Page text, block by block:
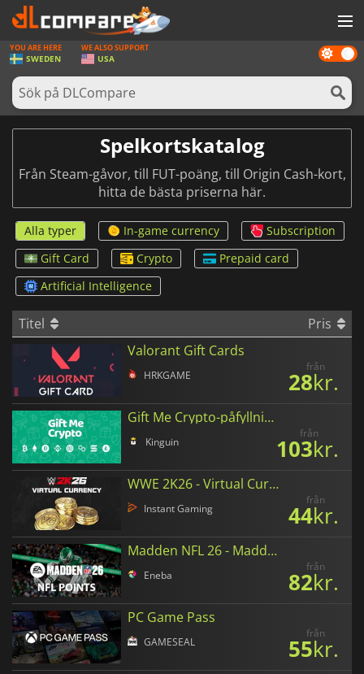
SPEL
SPELKORT
PROGRAMVARA
LOGGA IN ELLER REGISTRERA DIG
Dark
mode
YOU ARE HERE
SWEDEN
WE ALSO SUPPORT
USA
Spelkortskatalog
Från Steam-gåvor, till FUT-poäng, till Origin Cash-kort,
hitta de bästa priserna här.
Alla typer In-game currency
Subscription
Gift Card
Crypto
Prepaid card
Artificial Intelligence
Titel
Pris
Valorant Gift Cards
HRKGAME
från
28kr.
Gift Me Crypto-påfyllningskort i svenska kronor
Kinguin
från
103kr.
WWE 2K26 - Virtual Currency
Instant Gaming
från
44kr.
Madden NFL 26 - Madden Points
Eneba
från
82kr.
PC Game Pass
GAMESEAL
från
55kr.